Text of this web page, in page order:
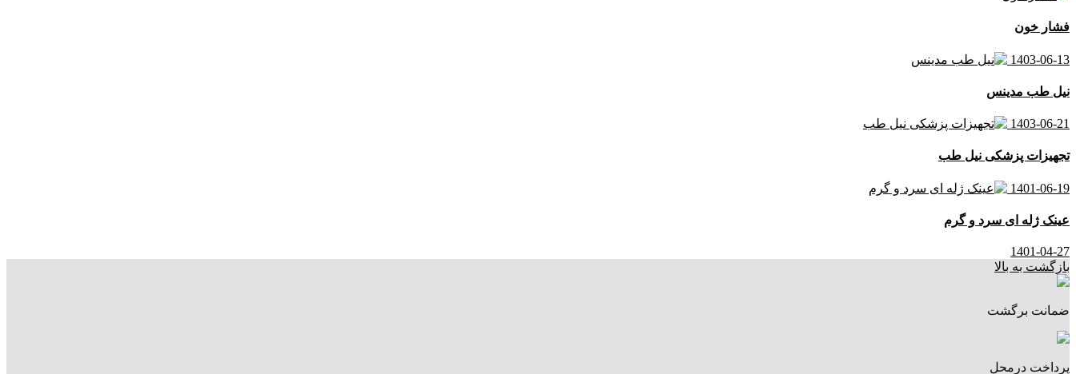
فشار خون
1403-06-13
نیل طب مدینس
1403-06-21
تجهیزات پزشکی نیل طب
1401-06-19
عینک ژله ای سرد و گرم
1401-04-27
بازگشت به بالا
ضمانت برگشت
پرداخت درمحل